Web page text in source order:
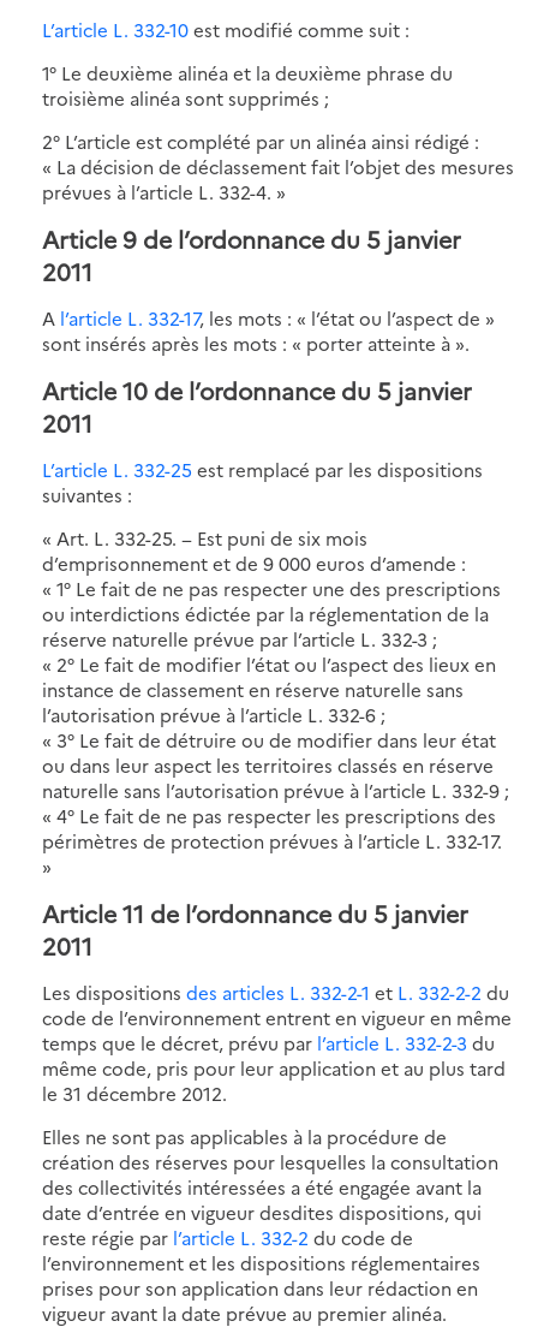
L’article L. 332-10est modifié comme suit :
1° Le deuxième alinéa et la deuxième phrase du
troisième alinéa sont supprimés ;
2° L’article est complété par un alinéa ainsi rédigé :
« La décision de déclassement fait l’objet des mesures
prévues à l’article L. 332-4. »
Article 9 de l’ordonnance du 5 janvier
2011
A l’article L. 332-17, les mots : « l’état ou l’aspect de »
sont insérés après les mots : « porter atteinte à ».
Article 10 de l’ordonnance du 5 janvier
2011
L’article L. 332-25 est remplacé par les dispositions
suivantes :
« Art. L. 332-25. − Est puni de six mois
d’emprisonnement et de 9 000 euros d’amende :
« 1° Le fait de ne pas respecter une des prescriptions
ou interdictions édictée par la réglementation de la
réserve naturelle prévue par l’article L. 332-3 ;
« 2° Le fait de modifier l’état ou l’aspect des lieux en
instance de classement en réserve naturelle sans
l’autorisation prévue à l’article L. 332-6 ;
« 3° Le fait de détruire ou de modifier dans leur état
ou dans leur aspect les territoires classés en réserve
naturelle sans l’autorisation prévue à l’article L. 332-9 ;
« 4° Le fait de ne pas respecter les prescriptions des
périmètres de protection prévues à l’article L. 332-17.
»
Article 11 de l’ordonnance du 5 janvier
2011
Les dispositions des articles L. 332-2-1 et L. 332-2-2 du
code de l’environnement entrent en vigueur en même
temps que le décret, prévu par l’article L. 332-2-3 du
même code, pris pour leur application et au plus tard
le 31 décembre 2012.
Elles ne sont pas applicables à la procédure de
création des réserves pour lesquelles la consultation
des collectivités intéressées a été engagée avant la
date d’entrée en vigueur desdites dispositions, qui
reste régie par l’article L. 332-2 du code de
l’environnement et les dispositions réglementaires
prises pour son application dans leur rédaction en
vigueur avant la date prévue au premier alinéa.